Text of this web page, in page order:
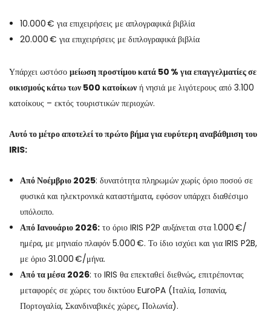
10.000 € για επιχειρήσεις με απλογραφικά βιβλία
20.000 € για επιχειρήσεις με διπλογραφικά βιβλία
Υπάρχει ωστόσο μείωση προστίμου κατά 50 % για επαγγελματίες σε
οικισμούς κάτω των 500 κατοίκων ή νησιά με λιγότερους από 3.100
κατοίκους – εκτός τουριστικών περιοχών.
Αυτό το μέτρο αποτελεί το πρώτο βήμα για ευρύτερη αναβάθμιση του
IRIS:
Από Νοέμβριο 2025: δυνατότητα πληρωμών χωρίς όριο ποσού σε
φυσικά και ηλεκτρονικά καταστήματα, εφόσον υπάρχει διαθέσιμο
υπόλοιπο.
Από Ιανουάριο 2026: το όριο IRIS P2P αυξάνεται στα 1.000 €/
ημέρα, με μηνιαίο πλαφόν 5.000 €. Το ίδιο ισχύει και για IRIS P2B,
με όριο 31.000 €/μήνα.
Από τα μέσα 2026: το IRIS θα επεκταθεί διεθνώς, επιτρέποντας
μεταφορές σε χώρες του δικτύου EuroPA (Ιταλία, Ισπανία,
Πορτογαλία, Σκανδιναβικές χώρες, Πολωνία).